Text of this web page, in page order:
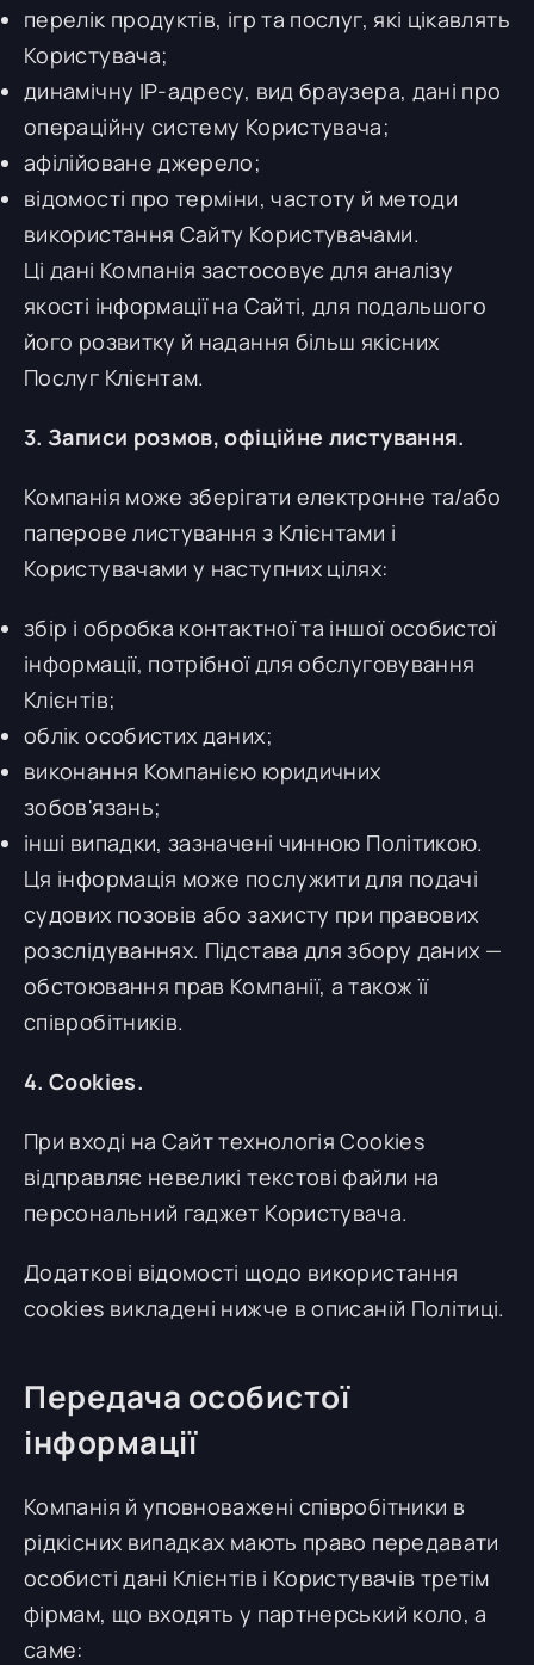
перелік продуктів, ігр та послуг, які цікавлять
Користувача;
динамічну IP-адресу, вид браузера, дані про
операційну систему Користувача;
афілійоване джерело;
відомості про терміни, частоту й методи
використання Сайту Користувачами.
Ці дані Компанія застосовує для аналізу
якості інформації на Сайті, для подальшого
його розвитку й надання більш якісних
Послуг Клієнтам.
3. Записи розмов, офіційне листування.
Компанія може зберігати електронне та/або
паперове листування з Клієнтами і
Користувачами у наступних цілях:
збір і обробка контактної та іншої особистої
інформації, потрібної для обслуговування
Клієнтів;
облік особистих даних;
виконання Компанією юридичних
зобов'язань;
інші випадки, зазначені чинною Політикою.
Ця інформація може послужити для подачі
судових позовів або захисту при правових
розслідуваннях. Підстава для збору даних —
обстоювання прав Компанії, а також її
співробітників.
4. Cookies.
При вході на Сайт технологія Cookies
відправляє невеликі текстові файли на
персональний гаджет Користувача.
Додаткові відомості щодо використання
cookies викладені нижче в описаній Політиці.
Передача особистої
інформації
Компанія й уповноважені співробітники в
рідкісних випадках мають право передавати
особисті дані Клієнтів і Користувачів третім
фірмам, що входять у партнерський коло, а
саме: